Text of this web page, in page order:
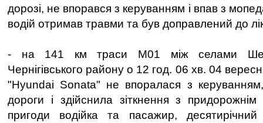
дорозі, не впорався з керуванням і впав з
водій отримав травми та був доправлений до
- на 141 км траси М01 між селами
Чернігівського району о 12 год. 06 хв. 04
"Hyundai Sonata" не впоралася з
дороги і здійснила зіткнення з
пригоди водійка та пасажир,